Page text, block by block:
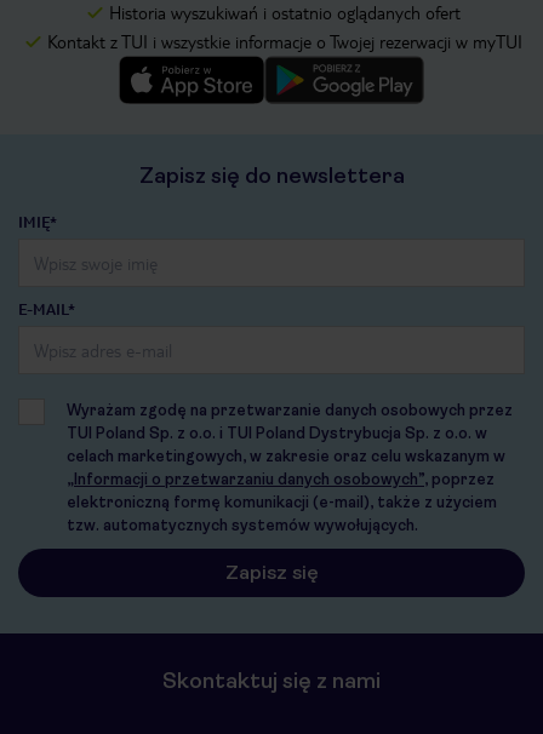
Historia wyszukiwań i ostatnio oglądanych ofert
Kontakt z TUI i wszystkie informacje o Twojej rezerwacji w myTUI
Zapisz się do newslettera
IMIĘ*
E-MAIL*
Wyrażam zgodę na przetwarzanie danych osobowych przez
TUI Poland Sp. z o.o. i TUI Poland Dystrybucja Sp. z o.o. w
celach marketingowych, w zakresie oraz celu wskazanym w
„Informacji o przetwarzaniu danych osobowych”, poprzez
elektroniczną formę komunikacji (e-mail), także z użyciem
tzw. automatycznych systemów wywołujących.
Skontaktuj się z nami